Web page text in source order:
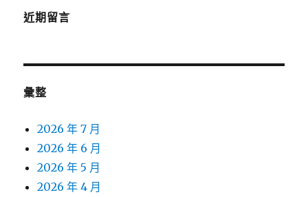
近期留言
彙整
2026 年 7 月
2026 年 6 月
2026 年 5 月
2026 年 4 月